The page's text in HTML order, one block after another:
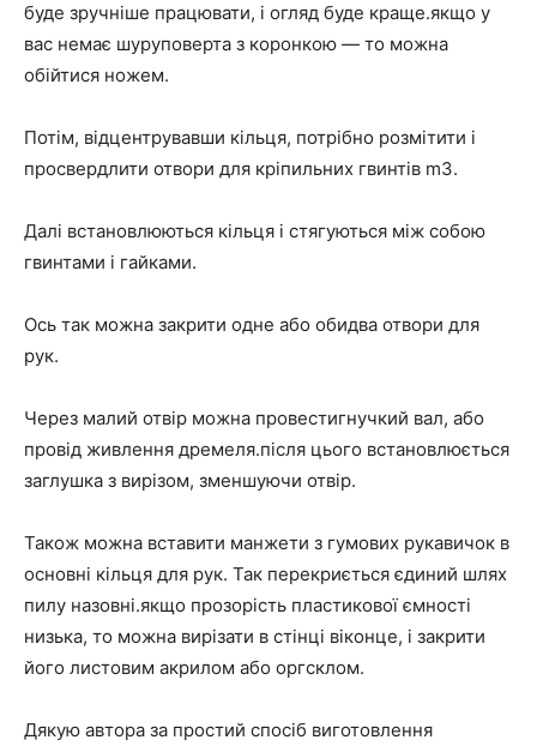
буде зручніше працювати, і огляд буде краще.якщо у
вас немає шуруповерта з коронкою — то можна
обійтися ножем.
Потім, відцентрувавши кільця, потрібно розмітити і
просвердлити отвори для кріпильних гвинтів m3.
Далі встановлюються кільця і стягуються між собою
гвинтами і гайками.
Ось так можна закрити одне або обидва отвори для
рук.
Через малий отвір можна провестигнучкий вал, або
провід живлення дремеля.після цього встановлюється
заглушка з вирізом, зменшуючи отвір.
Також можна вставити манжети з гумових рукавичок в
основні кільця для рук. Так перекриється єдиний шлях
пилу назовні.якщо прозорість пластикової ємності
низька, то можна вирізати в стінці віконце, і закрити
його листовим акрилом або оргсклом.
Дякую автора за простий спосіб виготовлення